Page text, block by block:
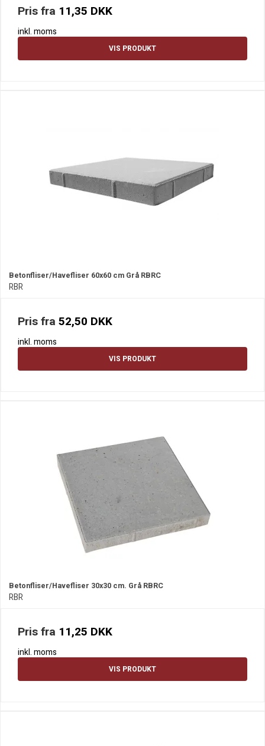
Pris fra 11,35 DKK
inkl. moms
VIS PRODUKT
Betonfliser/Havefliser 60x60 cm Grå RBRC
RBR
Pris fra 52,50 DKK
inkl. moms
VIS PRODUKT
Betonfliser/Havefliser 30x30 cm. Grå RBRC
RBR
Pris fra 11,25 DKK
inkl. moms
VIS PRODUKT